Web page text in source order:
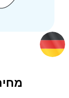
מחירי eSIM ל-